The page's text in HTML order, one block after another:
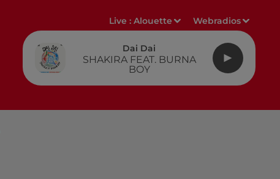
Live :Alouette Webradios
Dai Dai
SHAKIRA FEAT. BURNA
BOY